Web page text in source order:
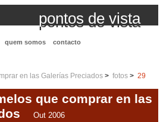
pontos de vista
quem somos contacto
en las Galerías Preciados
fotos 29
que comprar en las
Out 2006